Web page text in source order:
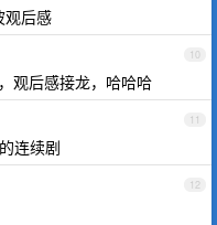
观后感
10
观后感接龙，哈哈哈
11
连续剧
12